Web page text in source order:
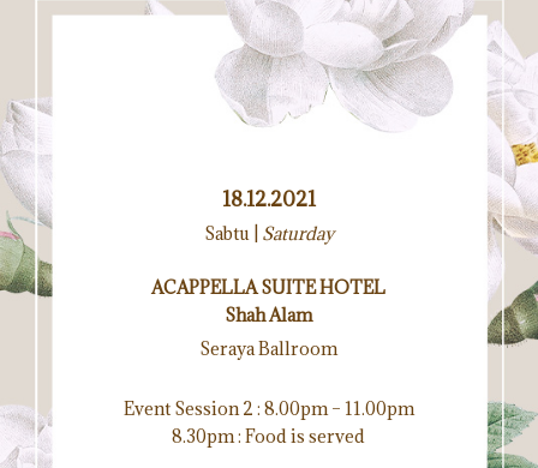
18.12.2021
Sabtu | Saturday
ACAPPELLA SUITE HOTEL
Shah Alam
Seraya Ballroom
Event Session 2 : 8.00pm – 11.00pm
8.30pm : Food is served